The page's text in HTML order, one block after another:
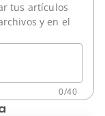
tus artículos
y en el
0/40